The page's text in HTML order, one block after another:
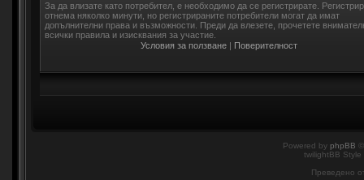
За да влизате като потребител, е необходимо да се регистрирате.
отнема няколко минути, но регистрираните потребители могат да имат
допълнителни права и възможности. Преди да влезете, прочетете
всички правила и изисквания за участие.
Условия за ползване | Поверителност
Powered by phpBB
twilightBB
Преведено